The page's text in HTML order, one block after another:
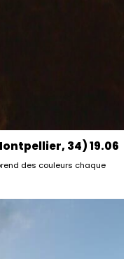
34) 19.06
des couleurs chaque